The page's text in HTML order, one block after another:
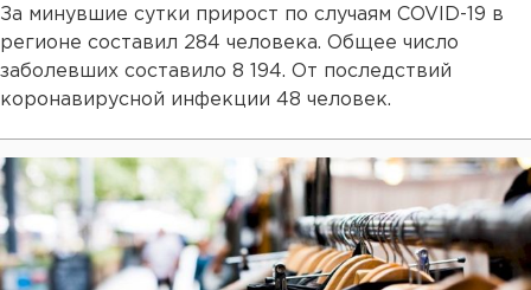
За минувшие сутки прирост по случаям COVID-19 в
регионе составил 284 человека. Общее число
заболевших составило 8 194. От последствий
коронавирусной инфекции 48 человек.